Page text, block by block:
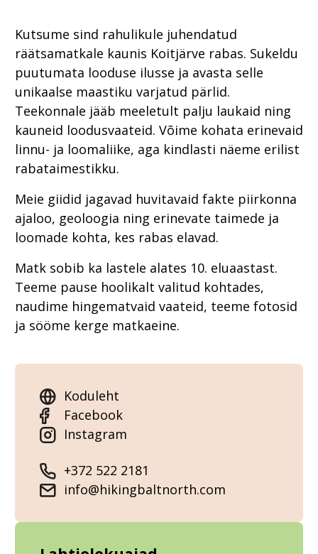
Kutsume sind rahulikule juhendatud
räätsamatkale kaunis Koitjärve rabas. Sukeldu
puutumata looduse ilusse ja avasta selle
unikaalse maastiku varjatud pärlid.
Teekonnale jääb meeletult palju laukaid ning
kauneid loodusvaateid. Võime kohata erinevaid
linnu- ja loomaliike, aga kindlasti näeme erilist
rabataimestikku.
Meie giidid jagavad huvitavaid fakte piirkonna
ajaloo, geoloogia ning erinevate taimede ja
loomade kohta, kes rabas elavad.
Matk sobib ka lastele alates 10. eluaastast.
Teeme pause hoolikalt valitud kohtades,
naudime hingematvaid vaateid, teeme fotosid
ja sööme kerge matkaeine.
Koduleht
Facebook
Instagram
+372 522 2181
info@hikingbaltnorth.com